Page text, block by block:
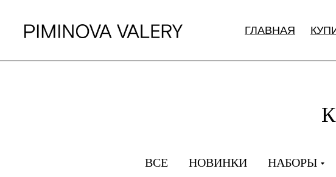
ГЛАВНАЯ
ВСЕ НОВИНКИ НАБОРЫ